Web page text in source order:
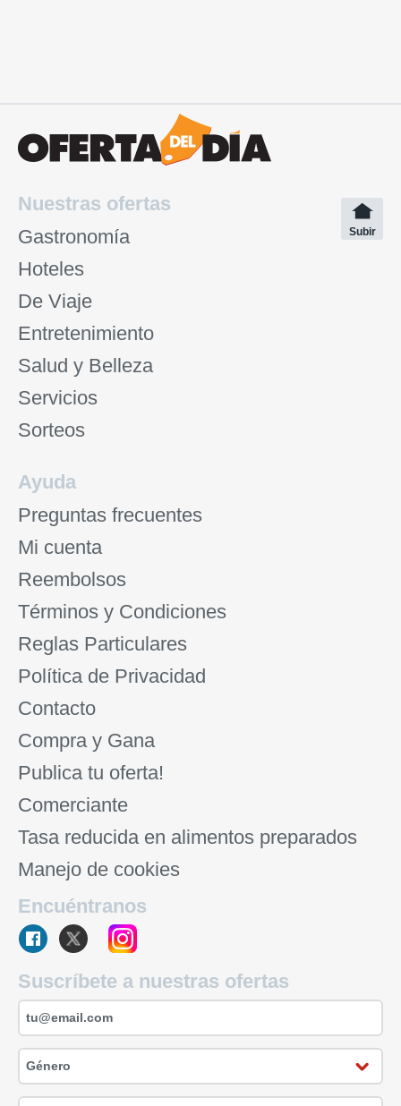
Nuestras ofertas
Gastronomía
Hoteles
De Viaje
Entretenimiento
Salud y Belleza
Servicios
Sorteos
Subir
Ayuda
Preguntas frecuentes
Mi cuenta
Reembolsos
Términos y Condiciones
Reglas Particulares
Política de Privacidad
Contacto
Compra y Gana
Publica tu oferta!
Comerciante
Tasa reducida en alimentos preparados
Manejo de cookies
Encuéntranos
Suscríbete a nuestras ofertas